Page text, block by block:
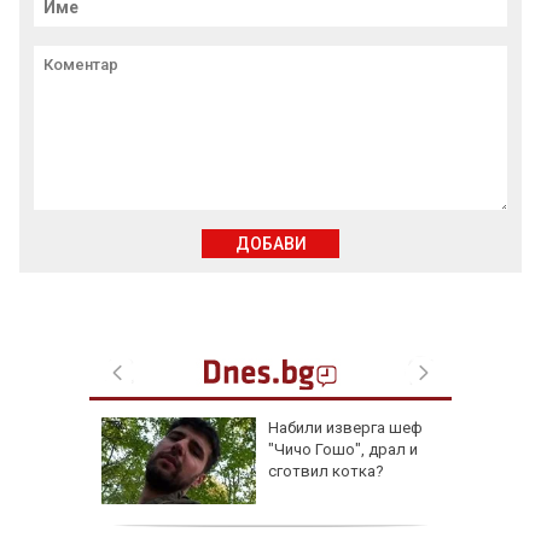
Набили изверга шеф
"Чичо Гошо", драл и
сготвил котка?
ДОБАВИ